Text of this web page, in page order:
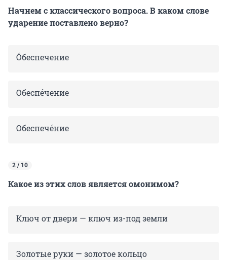
Начнем с классического вопроса. В каком слове
ударение поставлено верно?
Óбеспечение
Oбеспéчение
Обеспечéние
2 / 10
Какое из этих слов является омонимом?
Ключ от двери — ключ из-под земли
Золотые руки — золотое кольцо